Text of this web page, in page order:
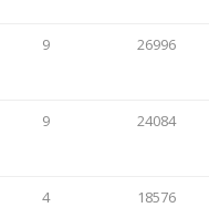
9 26996
9 24084
4 18576